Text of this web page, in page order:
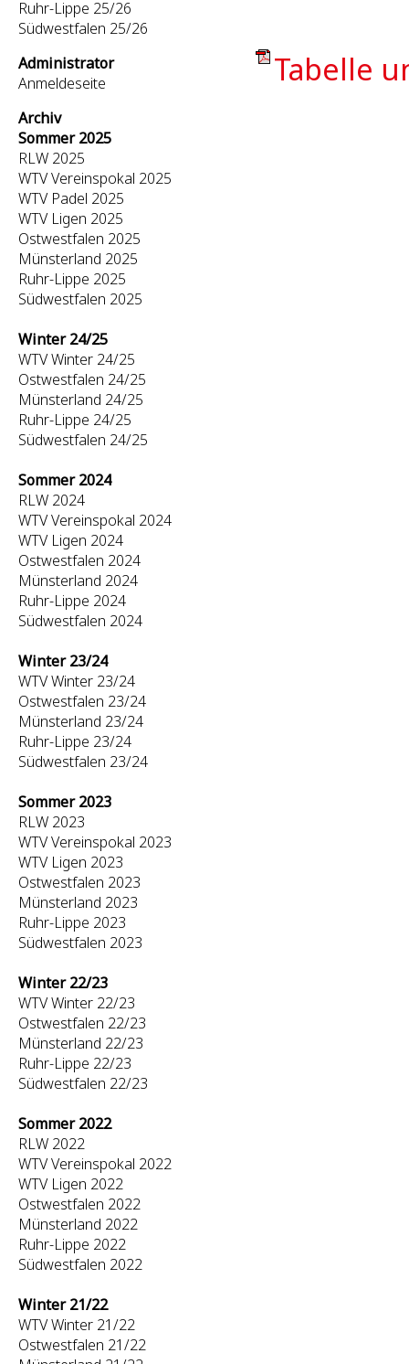
Ruhr-Lippe 25/26
Südwestfalen 25/26
Administrator
Anmeldeseite
Archiv
Sommer 2025
RLW 2025
WTV Vereinspokal 2025
WTV Padel 2025
WTV Ligen 2025
Ostwestfalen 2025
Münsterland 2025
Ruhr-Lippe 2025
Südwestfalen 2025
Winter 24/25
WTV Winter 24/25
Ostwestfalen 24/25
Münsterland 24/25
Ruhr-Lippe 24/25
Südwestfalen 24/25
Sommer 2024
RLW 2024
WTV Vereinspokal 2024
WTV Ligen 2024
Ostwestfalen 2024
Münsterland 2024
Ruhr-Lippe 2024
Südwestfalen 2024
Winter 23/24
WTV Winter 23/24
Ostwestfalen 23/24
Münsterland 23/24
Ruhr-Lippe 23/24
Südwestfalen 23/24
Sommer 2023
RLW 2023
WTV Vereinspokal 2023
WTV Ligen 2023
Ostwestfalen 2023
Münsterland 2023
Ruhr-Lippe 2023
Südwestfalen 2023
Winter 22/23
WTV Winter 22/23
Ostwestfalen 22/23
Münsterland 22/23
Ruhr-Lippe 22/23
Südwestfalen 22/23
Sommer 2022
RLW 2022
WTV Vereinspokal 2022
WTV Ligen 2022
Ostwestfalen 2022
Münsterland 2022
Ruhr-Lippe 2022
Südwestfalen 2022
Winter 21/22
WTV Winter 21/22
Ostwestfalen 21/22
Tabelle